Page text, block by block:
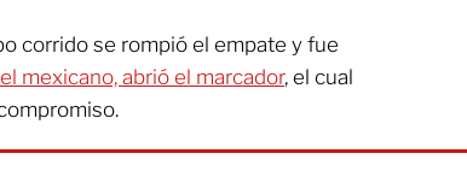
corrido se rompió el empate y fue
mexicano, abrió el marcador, el cual